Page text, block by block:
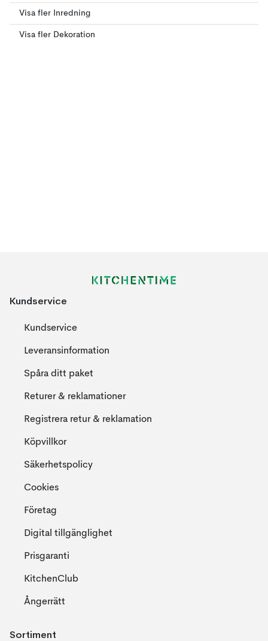
Visa fler Inredning
Visa fler Dekoration
Kundservice
Kundservice
Leveransinformation
Spåra ditt paket
Returer & reklamationer
Registrera retur & reklamation
Köpvillkor
Säkerhetspolicy
Cookies
Företag
Digital tillgänglighet
Prisgaranti
KitchenClub
Ångerrätt
Sortiment